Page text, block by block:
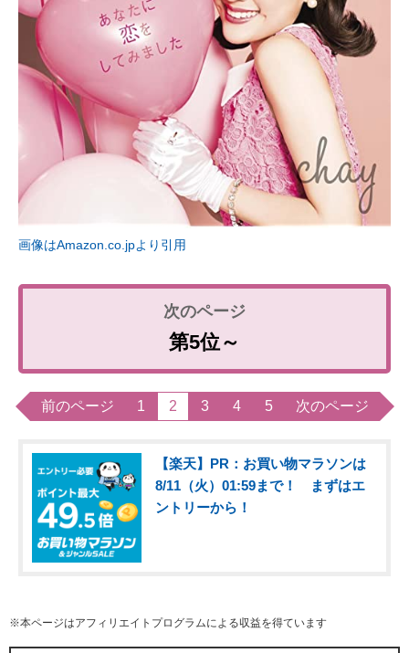
画像はAmazon.co.jpより引用
第5位～
前のページ 1 2 3 4 5 次のページ
【楽天】PR：お買い物マラソンは
8/11（火）01:59まで！ まずはエ
ントリーから！
※本ページはアフィリエイトプログラムによる収益を得ています